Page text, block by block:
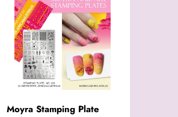
Moyra Stamping Plate